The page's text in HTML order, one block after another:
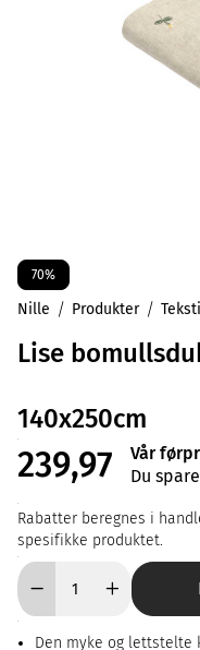
70%
Nille Produkter
Lise
140x250cm
239,97
Vår
Du
Rabatter beregnes i
spesifikke produktet.
Den myke og